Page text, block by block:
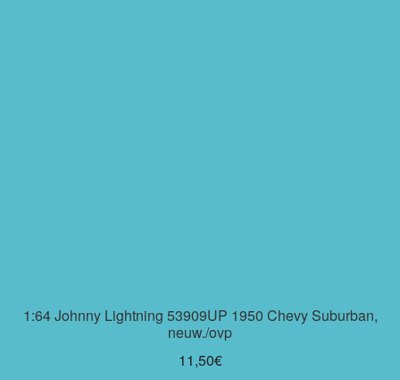
1:64 Johnny Lightning 53909UP 1950 Chevy Suburban,
neuw./ovp
11,50€